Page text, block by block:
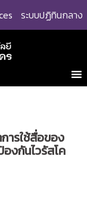
ระบบปฏิทินกลาง
ารใช้สื่อของ
งกันไวรัสโค